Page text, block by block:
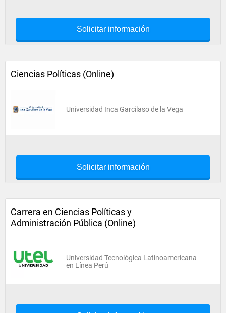
Solicitar información
Ciencias Políticas (Online)
Universidad Inca Garcilaso de la Vega
Solicitar información
Carrera en Ciencias Políticas y
Administración Pública (Online)
Universidad Tecnológica Latinoamericana
en Línea Perú